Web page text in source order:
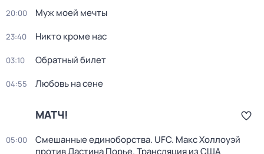
20:00 Муж моей мечты
23:40 Никто кроме нас
03:10 Обратный билет
04:55 Любовь на сене
МАТЧ!
05:00
Смешанные единоборства. UFC. Макс Холлоуэй
против Дастина Порье. Трансляция из США